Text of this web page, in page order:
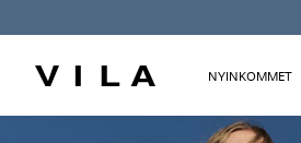
NYINKOMMET